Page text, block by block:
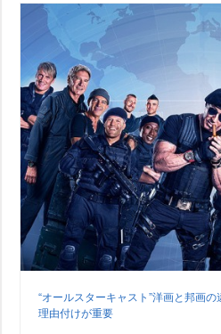
“オールスターキャスト”洋画と邦画
理由付けが重要